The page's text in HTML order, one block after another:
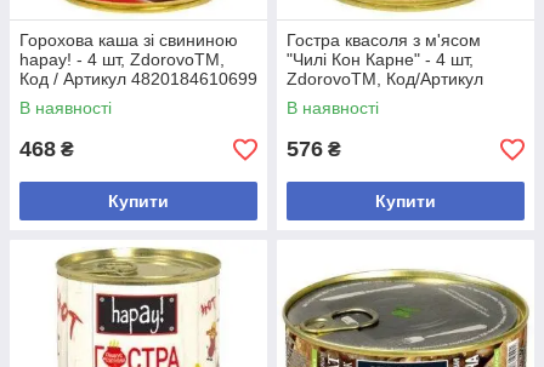
Горохова каша зі свининою
hapay! - 4 шт, ZdorovoTM,
Код / Артикул 4820184610699
В наявності
468 ₴
Купити
Гостра квасоля з м'ясом
"Чилі Кон Карне" - 4 шт,
ZdorovoTM, Код/Артикул
4820184611177
В наявності
576 ₴
Купити